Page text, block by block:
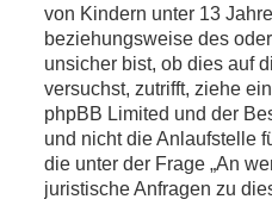
von Kindern unter 13
beziehungsweise des
unsicher bist, ob dies auf
versuchst, zutrifft, ziehe
phpBB Limited und der
und nicht die Anlaufstelle
die unter der Frage „An
juristische Anfragen zu